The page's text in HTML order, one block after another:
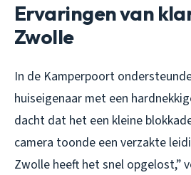
Ervaringen van
Zwolle
In de Kamperpoort
huiseigenaar met een
dacht dat het een kleine
camera toonde een verzakte
Zwolle heeft het snel opgelost,”